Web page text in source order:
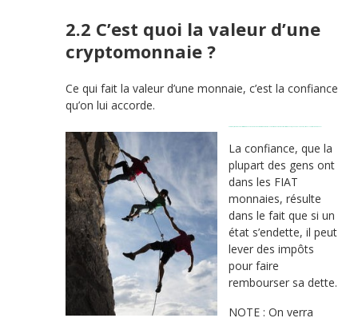
2.2 C’est quoi la valeur d’une
cryptomonnaie ?
Ce qui fait la valeur d’une monnaie, c’est la confiance
qu’on lui accorde.
La confiance, que la
plupart des gens ont
dans les FIAT
monnaies, résulte
dans le fait que si un
état s’endette, il peut
lever des impôts
pour faire
rembourser sa dette.
NOTE : On verra